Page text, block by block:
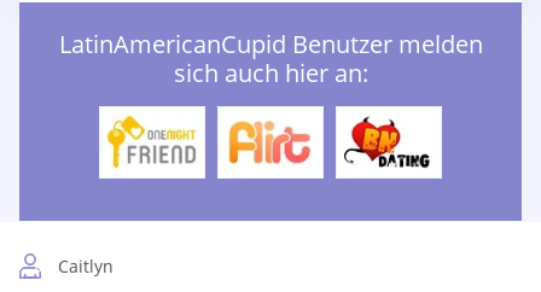
LatinAmericanCupid Benutzer melden
sich auch hier an:
Caitlyn